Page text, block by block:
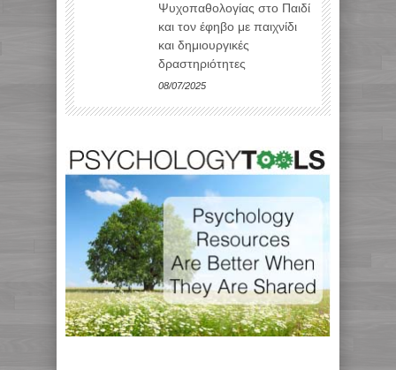
Ψυχοπαθολογίας στο Παιδί
και τον έφηβο με παιχνίδι
και δημιουργικές
δραστηριότητες
08/07/2025